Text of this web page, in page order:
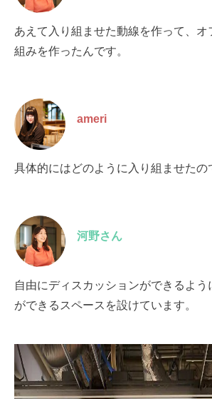
あえて入り組ませた動線を作って、オ
組みを作ったんです。
ameri
具体的にはどのように入り組ませたの
河野さん
自由にディスカッションができるよ
ができるスペースを設けています。